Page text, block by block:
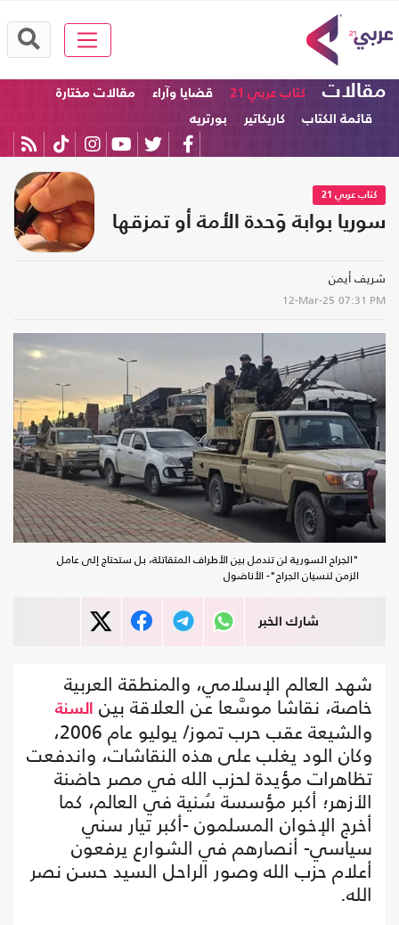
مقالات كتاب عربي 21 قضايا وآراء
مقالات مختارة
قائمة الكتاب
كاريكاتير بورتريه
كتاب عربي 21
سوريا بوابة وَحدة الأمة أو تمزقها
شريف أيمن
12-Mar-25 07:31 PM
"الجراح السورية لن تندمل بين الأطراف المتقاتلة، بل ستحتاج إلى عامل
الزمن لنسيان الجراح"- الأناضول
شارك الخبر
شهد العالم الإسلامي، والمنطقة العربية
خاصة، نقاشا موسَّعا عن العلاقة بين السنة
والشيعة عقب حرب تموز/ يوليو عام 2006،
وكان الود يغلب على هذه النقاشات، واندفعت
تظاهرات مؤيدة لحزب الله في مصر حاضنة
الأزهر؛ أكبر مؤسسة سُنية في العالم، كما
أخرج الإخوان المسلمون -أكبر تيار سني
سياسي- أنصارهم في الشوارع يرفعون
أعلام حزب الله وصور الراحل السيد حسن نصر
الله.